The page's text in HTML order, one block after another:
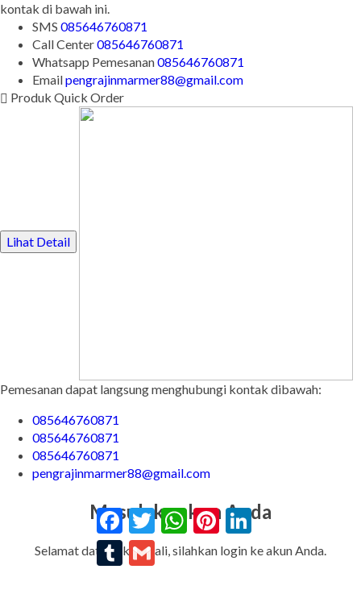
Facebook
TwitterWhatsAppPinterestLinkedIn
TumblrGmail
kontak di bawah ini.
SMS 085646760871
Call Center085646760871
Whatsapp Pemesanan085646760871
Emailpengrajinmarmer88@gmail.com
Produk Quick Order
Lihat Detail
Pemesanan dapat langsung menghubungi kontak dibawah:
085646760871
085646760871
085646760871
pengrajinmarmer88@gmail.com
Masuk ke akun Anda
Selamat datang kembali, silahkan login ke akun Anda.